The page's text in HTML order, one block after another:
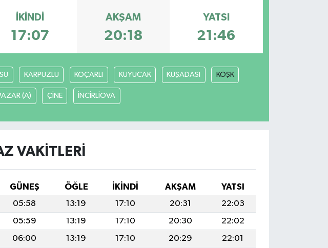
İKINDI
17:07
AKŞAM
20:18
YATSI
21:46
KARPUZLU KOÇARLI KUYUCAK KUŞADASI KÖŞK
(A) ÇİNE İNCİRLİOVA
VAKITLERI
GÜNEŞ ÖĞLE İKINDI AKŞAM
YATSI
05:58 13:19 17:10 20:31
22:03
05:59 13:19 17:10 20:30
22:02
06:00 13:19 17:10 20:29
22:01